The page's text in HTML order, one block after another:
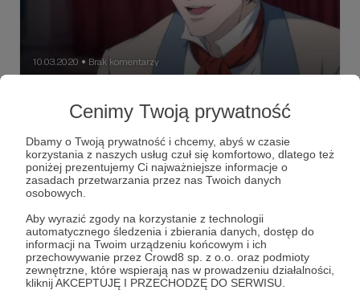
Cenimy Twoją prywatność
Dbamy o Twoją prywatność i chcemy, abyś w czasie
korzystania z naszych usług czuł się komfortowo, dlatego też
poniżej prezentujemy Ci najważniejsze informacje o
zasadach przetwarzania przez nas Twoich danych
osobowych.
Aby wyrazić zgody na korzystanie z technologii
automatycznego śledzenia i zbierania danych, dostęp do
informacji na Twoim urządzeniu końcowym i ich
przechowywanie przez Crowd8 sp. z o.o. oraz podmioty
zewnętrzne, które wspierają nas w prowadzeniu działalności,
kliknij AKCEPTUJĘ I PRZECHODZĘ DO SERWISU.
10.03.2020 ● Brak komentarzy
"Dla wyzwolenia wszystkich ludów nie mam innego
the leader odcinki 5-7 reikoproject